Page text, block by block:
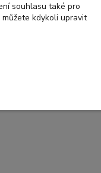
souhlasu také pro
kdykoli upravit